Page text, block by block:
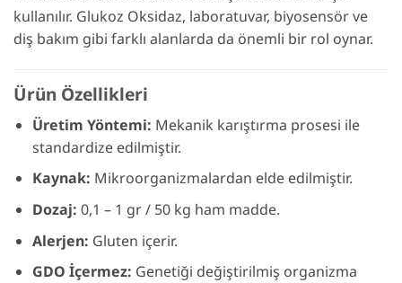
kullanılır. Glukoz Oksidaz, laboratuvar, biyosensör ve
diş bakım gibi farklı alanlarda da önemli bir rol oynar.
Ürün Özellikleri
Üretim Yöntemi: Mekanik karıştırma prosesi ile
standardize edilmiştir.
Kaynak: Mikroorganizmalardan elde edilmiştir.
Dozaj: 0,1 – 1 gr / 50 kg ham madde.
Alerjen: Gluten içerir.
GDO İçermez: Genetiği değiştirilmiş organizma